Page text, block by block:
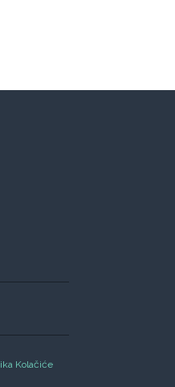
Kolačiće